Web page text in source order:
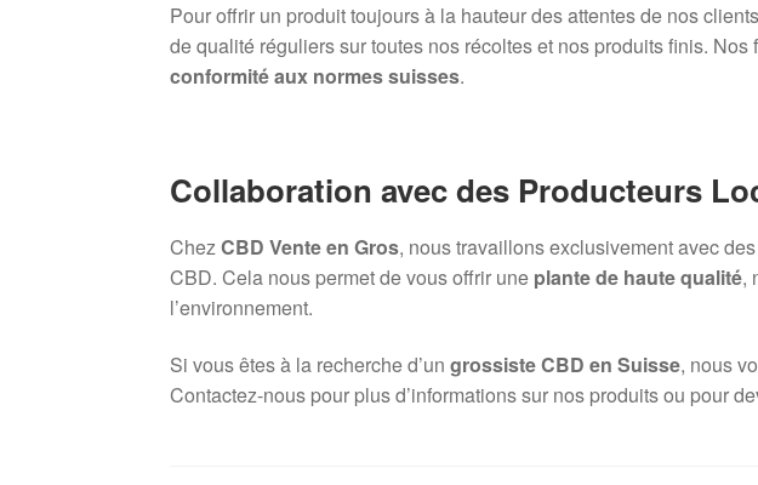
Pour offrir un produit toujours à la hauteur des attentes de nos
de qualité réguliers sur toutes nos récoltes et nos produits finis.
conformité aux normes suisses.
Collaboration avec des Producteurs
ChezCBD Vente en Gros, nous travaillons exclusivement avec des
CBD. Cela nous permet de vous offrir une plante de haute qualité,
l’environnement.
Si vous êtes à la recherche d’ungrossiste CBD en Suisse, nous
Contactez-nous pour plus d’informations sur nos produits ou pour